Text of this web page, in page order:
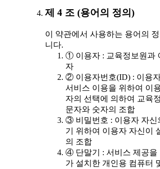
제 4 조 (용어의 정의)
이 약관에서 사용하는 용어의
니다.
① 이용자 : 교육정보원과
자
② 이용자번호(ID) : 이용
서비스 이용을 위하여 이
자의 선택에 의하여 교육
문자와 숫자의 조합
③ 비밀번호 : 이용자 자신
기 위하여 이용자 자신이
의 조합
④ 단말기 : 서비스 제공을
가 설치한 개인용 컴퓨터